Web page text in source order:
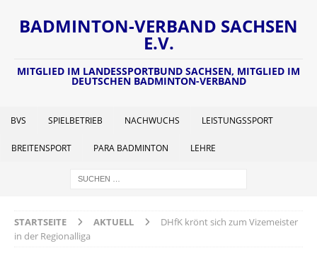
BADMINTON-VERBAND SACHSEN
E.V.
MITGLIED IM LANDESSPORTBUND SACHSEN, MITGLIED IM
DEUTSCHEN BADMINTON-VERBAND
BVS SPIELBETRIEB NACHWUCHS LEISTUNGSSPORT
BREITENSPORT PARA BADMINTON LEHRE
STARTSEITE AKTUELL
DHfK krönt sich zum Vizemeister
in der Regionalliga